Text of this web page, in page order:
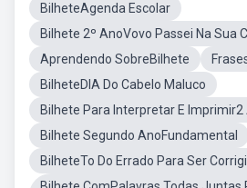
BilheteAgenda Escolar
Bilhete 2º AnoVovo Passei Na Sua
Aprendendo SobreBilhete
BilheteDIA Do Cabelo Maluco
Bilhete Para Interpretar E Imprimir2
Bilhete Segundo AnoFundamental
BilheteTo Do Errado Para Ser